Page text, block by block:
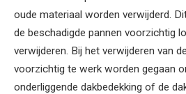
oude materiaal worden verwijderd.
de beschadigde pannen voorzichtig
verwijderen. Bij het verwijderen van
voorzichtig te werk worden gegaan
onderliggende dakbedekking of de